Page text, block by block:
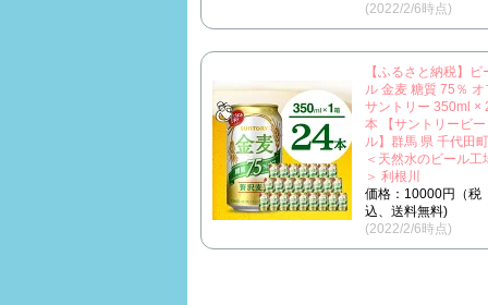
(2022/2/6時点)
【ふるさと納税】ビ
ル 金麦 糖質 75％ オ
サントリー 350ml ×
本 【サントリービー
ル】群馬 県 千代田町
＜天然水のビール工
＞ 利根川
価格：10000円（税
込、送料無料)
(2022/2/6時点)